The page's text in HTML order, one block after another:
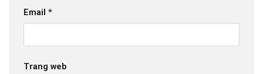
Email *
Trang web